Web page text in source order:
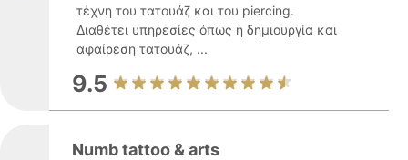
τέχνη του τατουάζ και του piercing.
Διαθέτει υπηρεσίες όπως η δημιουργία και
αφαίρεση τατουάζ, ...
9.5
Numb tattoo & arts